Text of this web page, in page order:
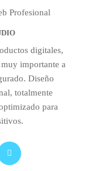
digitales,
importante a
Diseño
totalmente
para